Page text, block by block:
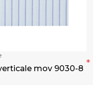
mov 9030-8 *